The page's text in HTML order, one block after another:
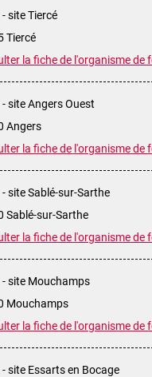
- site Tiercé
Tiercé
la fiche de l'organisme de
- site Angers Ouest
Angers
la fiche de l'organisme de
- site Sablé-sur-Sarthe
Sablé-sur-Sarthe
la fiche de l'organisme de
- site Mouchamps
Mouchamps
la fiche de l'organisme de
- site Essarts en Bocage